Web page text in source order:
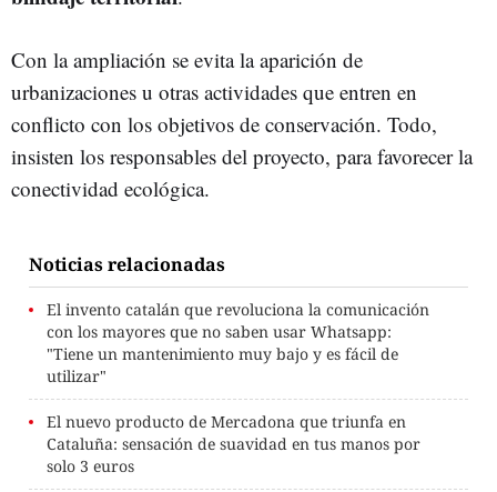
Con la ampliación se evita la aparición de
urbanizaciones u otras actividades que entren en
conflicto con los objetivos de conservación. Todo,
insisten los responsables del proyecto, para favorecer la
conectividad ecológica.
Noticias relacionadas
El invento catalán que revoluciona la comunicación
con los mayores que no saben usar Whatsapp:
"Tiene un mantenimiento muy bajo y es fácil de
utilizar"
El nuevo producto de Mercadona que triunfa en
Cataluña: sensación de suavidad en tus manos por
solo 3 euros